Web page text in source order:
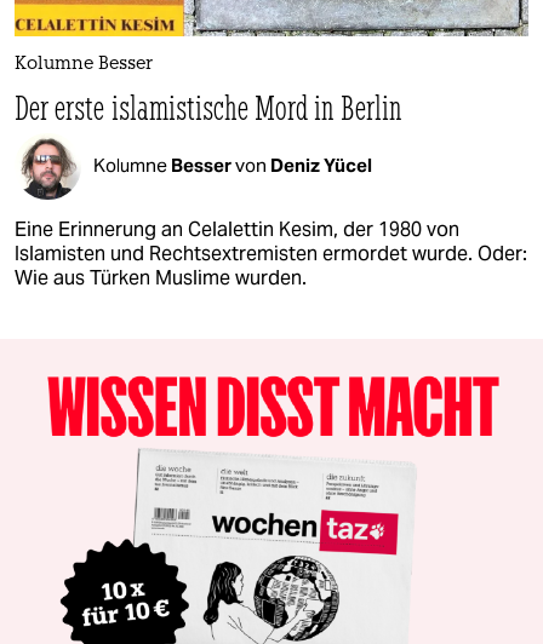
Kolumne Besser
Der erste islamistische Mord in Berlin
Kolumne Besservon Deniz Yücel
Eine Erinnerung an Celalettin Kesim, der 1980 von
Islamisten und Rechtsextremisten ermordet wurde. Oder:
Wie aus Türken Muslime wurden.